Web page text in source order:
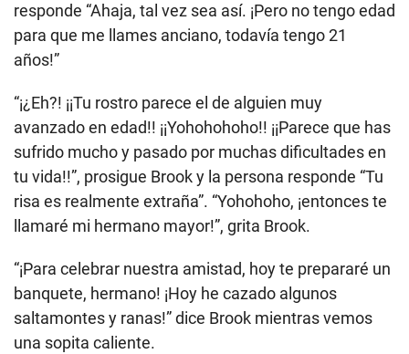
responde “Ahaja, tal vez sea así. ¡Pero no tengo edad
para que me llames anciano, todavía tengo 21
años!”
“¡¿Eh?! ¡¡Tu rostro parece el de alguien muy
avanzado en edad!! ¡¡Yohohohoho!! ¡¡Parece que has
sufrido mucho y pasado por muchas dificultades en
tu vida!!”, prosigue Brook y la persona responde “Tu
risa es realmente extraña”. “Yohohoho, ¡entonces te
llamaré mi hermano mayor!”, grita Brook.
“¡Para celebrar nuestra amistad, hoy te prepararé un
banquete, hermano! ¡Hoy he cazado algunos
saltamontes y ranas!” dice Brook mientras vemos
una sopita caliente.